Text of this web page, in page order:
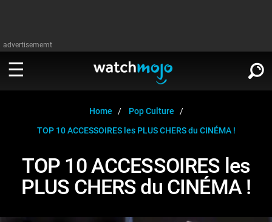
advertisememt
Télévision
Cinéma
Home
Pop Culture
TOP 10 ACCESSOIRES les PLUS CHERS du CINÉMA !
TOP 10 ACCESSOIRES les
PLUS CHERS du CINÉMA !